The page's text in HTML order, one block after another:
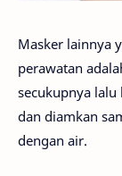
Masker lainnya
perawatan
secukupnya
dan diamkan
dengan air.